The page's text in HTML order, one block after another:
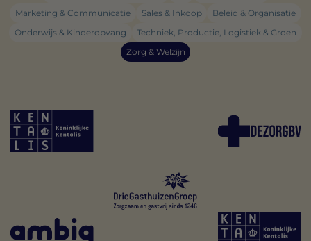
Marketing & Communicatie
Sales & Inkoop
Beleid & Organisatie
Onderwijs & Kinderopvang
Techniek, Productie, Logistiek & Groen
Zorg & Welzijn